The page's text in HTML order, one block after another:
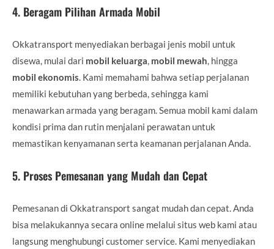
4. Beragam Pilihan Armada Mobil
Okkatransport menyediakan berbagai jenis mobil untuk
disewa, mulai dari mobil keluarga mobil mewah , hingga
mobil ekonomis . Kami memahami bahwa setiap perjalanan
memiliki kebutuhan yang berbeda, sehingga kami
menawarkan armada yang beragam. Semua mobil kami dalam
kondisi prima dan rutin menjalani perawatan untuk
memastikan kenyamanan serta keamanan perjalanan Anda.
5. Proses Pemesanan yang Mudah dan Cepat
Pemesanan di Okkatransport sangat mudah dan cepat. Anda
bisa melakukannya secara online melalui situs web kami atau
langsung menghubungi customer service. Kami menyediakan